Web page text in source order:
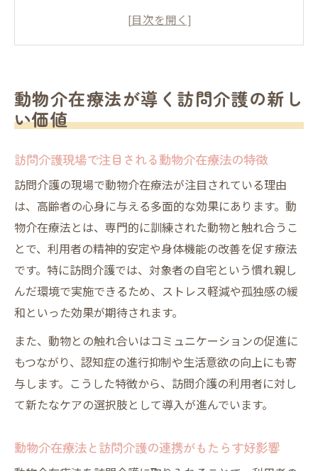
動物介在療法と訪問介護の連携がもたらす
動物介在療法の現状と訪問介護サービスの
進化
割
訪問介護に動物介在療法を活かす実践知
訪問介護で動物介在療法を成功させる実践
ノウハウ
動物介在療法の効果を高める訪問介護での
工夫
訪問介護に適した動物介在活動と資格取得
アニマルセラピーの導入手順と訪問介護現
場の工夫
訪問介護スタッフが理解すべき動物介在療
動物介在療法の効果で高齢者のQOL向上
動物介在療法が導く訪問介護の新し
い価値
訪問介護現場で注目される動物介在療法の特徴
訪問介護の現場で動物介在療法が注目されている理由
は、高齢者の心身に与える多面的な効果にあります。動
物介在療法とは、専門的に訓練された動物と触れ合うこ
とで、利用者の精神的安定や身体機能の改善を促す療法
です。特に訪問介護では、対象者の自宅という慣れ親し
んだ環境で実施できるため、ストレス軽減や孤独感の緩
和といった効果が期待されます。
また、動物との触れ合いはコミュニケーションの促進に
もつながり、認知症の進行抑制や生活意欲の向上にも寄
与します。こうした特徴から、訪問介護の利用者に対し
て新たなケアの選択肢として導入が進んでいます。
動物介在療法と訪問介護の連携がもたらす好影響